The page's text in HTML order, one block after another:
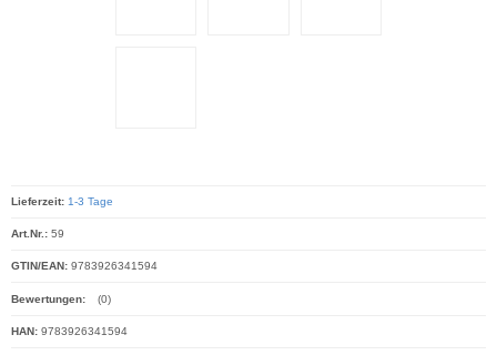
Lieferzeit: 1-3 Tage
Art.Nr.: 59
GTIN/EAN: 9783926341594
Bewertungen: (0)
HAN: 9783926341594